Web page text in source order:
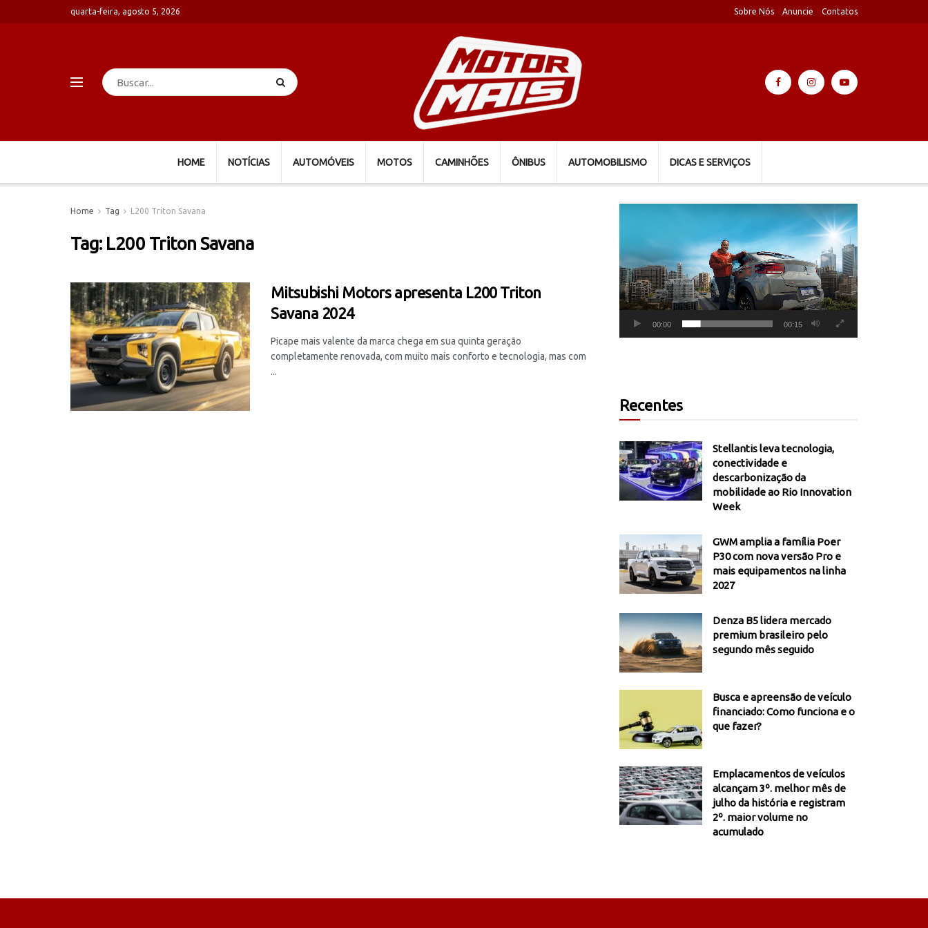
quarta-feira, agosto 5, 2026 Sobre Nós Anuncie Contatos
HOME NOTÍCIAS AUTOMÓVEIS MOTOS CAMINHÕES ÔNIBUS AUTOMOBILISMO DICAS E SERVIÇOS
Home Tag L200 Triton Savana
Tag: L200 Triton Savana
Mitsubishi Motors apresenta L200 Triton
Savana 2024
Picape mais valente da marca chega em sua quinta geração
completamente renovada, com muito mais conforto e tecnologia, mas com
...
00:00 00:15
Recentes
Stellantis leva tecnologia,
conectividade e
descarbonização da
mobilidade ao Rio Innovation
Week
GWM amplia a família Poer
P30 com nova versão Pro e
mais equipamentos na linha
2027
Denza B5 lidera mercado
premium brasileiro pelo
segundo mês seguido
Busca e apreensão de veículo
financiado: Como funciona e o
que fazer?
Emplacamentos de veículos
alcançam 3º. melhor mês de
julho da história e registram
2º. maior volume no
acumulado